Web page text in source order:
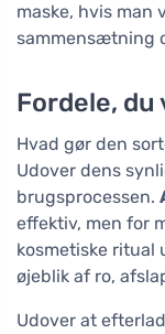
maske, hvis man
sammensætning
Fordele, du
Hvad gør den
Udover dens
brugsprocessen.
effektiv, men for
kosmetiske ritual
øjeblik af ro,
Udover at